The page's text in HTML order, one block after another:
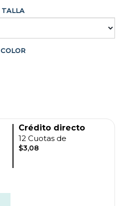
TALLA
COLOR
Crédito directo
12 Cuotas de
$3,08